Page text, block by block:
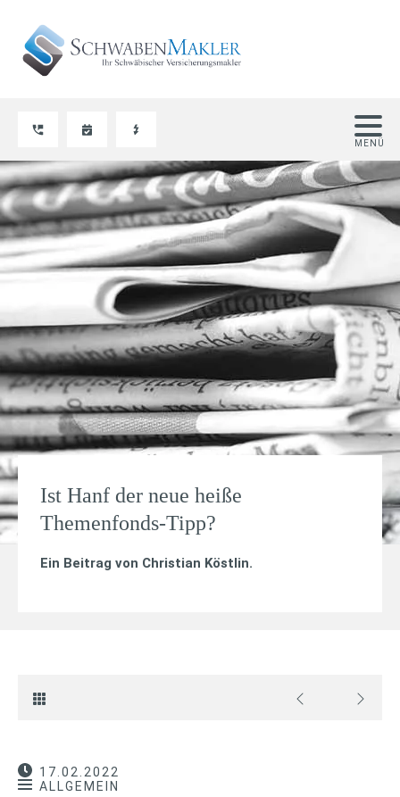
Ist Hanf der neue heiße
Themenfonds-Tipp?
Ein Beitrag von Christian Köstlin.
17.02.2022
ALLGEMEIN